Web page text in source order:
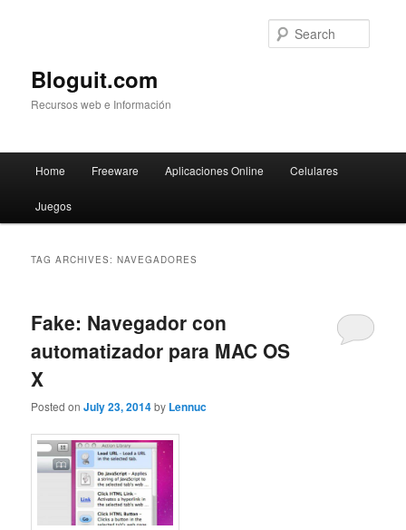
Bloguit.com
Recursos web e Información
Skip
to
Skip
to
Home Freeware Aplicaciones Online Celulares
Juegos
TAG ARCHIVES:NAVEGADORES
Fake: Navegador con
automatizador para MAC OS
X
Posted onJuly 23, 2014by Lennuc